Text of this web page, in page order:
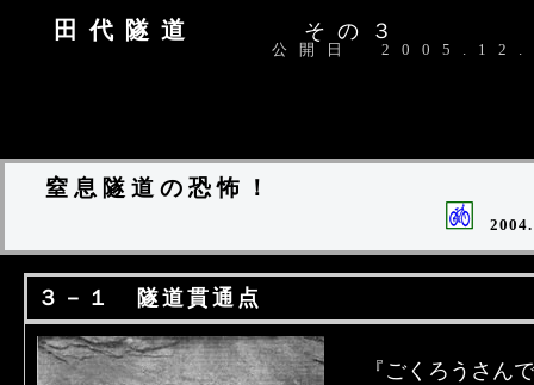
田代隧道 その３
公開日
窒息隧道の恐怖！
３－１ 隧道貫通点
『ごくろうさんで